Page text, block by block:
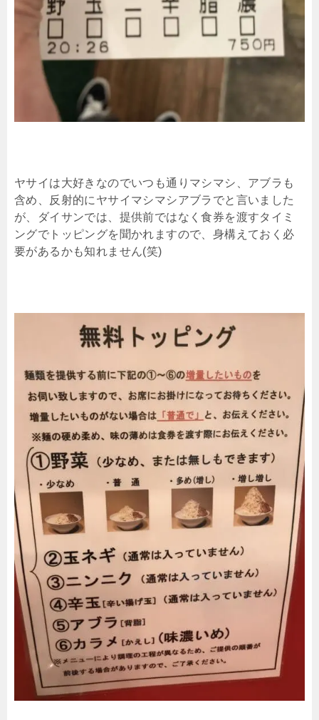
ヤサイは大好きなのでいつも通りマシマシ、アブラも
含め、反射的にヤサイマシマシアブラでと言いました
が、ダイサンでは、提供前ではなく食券を渡すタイミ
ングでトッピングを聞かれますので、身構えておく必
要があるかも知れません(笑)